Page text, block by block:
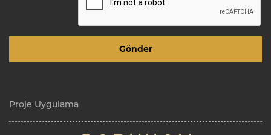
Proje Uygulama